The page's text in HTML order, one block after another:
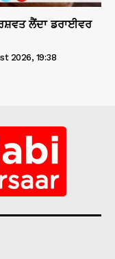
ਲੈਂਦਾ ਡਰਾਈਵਰ
2026, 19:38